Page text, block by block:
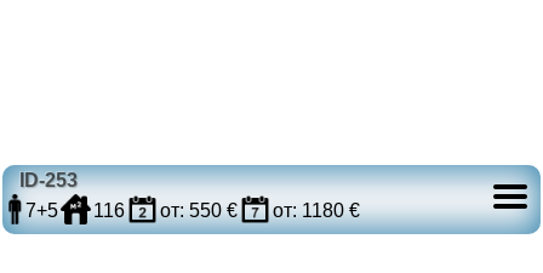
ID-253
7+5
116 от: 550 € от: 1180 €